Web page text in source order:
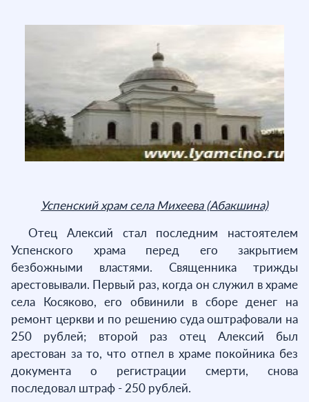
Успенский храм села Михеева (Абакшина)
Отец Алексий стал последним настоятелем
Успенского храма перед его закрытием
безбожными властями. Священника трижды
арестовывали. Первый раз, когда он служил в храме
села Косяково, его обвинили в сборе денег на
ремонт церкви и по решению суда оштрафовали на
250 рублей; второй раз отец Алексий был
арестован за то, что отпел в храме покойника без
документа о регистрации смерти, снова
последовал штраф - 250 рублей.